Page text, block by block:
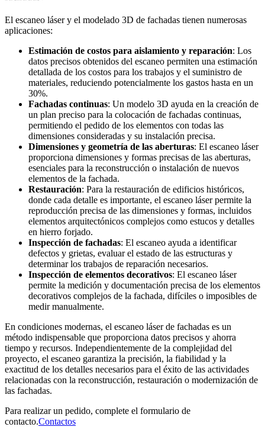
El escaneo láser y el modelado 3D de fachadas tienen numerosas
aplicaciones:
Estimación de costos para aislamiento y reparación: Los
datos precisos obtenidos del escaneo permiten una estimación
detallada de los costos para los trabajos y el suministro de
materiales, reduciendo potencialmente los gastos hasta en un
30%.
Fachadas continuas: Un modelo 3D ayuda en la creación de
un plan preciso para la colocación de fachadas continuas,
permitiendo el pedido de los elementos con todas las
dimensiones consideradas y su instalación precisa.
Dimensiones y geometría de las aberturas: El escaneo láser
proporciona dimensiones y formas precisas de las aberturas,
esenciales para la reconstrucción o instalación de nuevos
elementos de la fachada.
Restauración: Para la restauración de edificios históricos,
donde cada detalle es importante, el escaneo láser permite la
reproducción precisa de las dimensiones y formas, incluidos
elementos arquitectónicos complejos como estucos y detalles
en hierro forjado.
Inspección de fachadas: El escaneo ayuda a identificar
defectos y grietas, evaluar el estado de las estructuras y
determinar los trabajos de reparación necesarios.
Inspección de elementos decorativos: El escaneo láser
permite la medición y documentación precisa de los elementos
decorativos complejos de la fachada, difíciles o imposibles de
medir manualmente.
En condiciones modernas, el escaneo láser de fachadas es un
método indispensable que proporciona datos precisos y ahorra
tiempo y recursos. Independientemente de la complejidad del
proyecto, el escaneo garantiza la precisión, la fiabilidad y la
exactitud de los detalles necesarios para el éxito de las actividades
relacionadas con la reconstrucción, restauración o modernización de
las fachadas.
Para realizar un pedido, complete el formulario de
contacto.Contactos